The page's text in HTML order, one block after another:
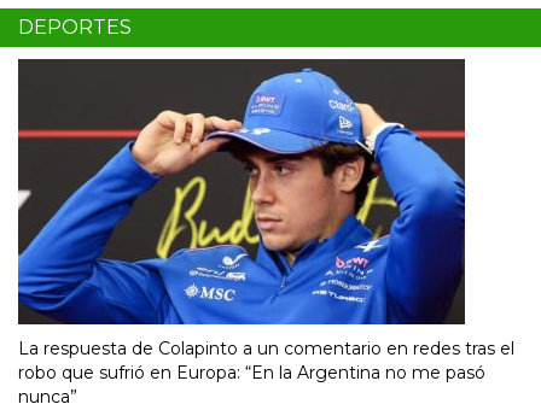
DEPORTES
La respuesta de Colapinto a un comentario en redes tras el
robo que sufrió en Europa: “En la Argentina no me pasó
nunca”